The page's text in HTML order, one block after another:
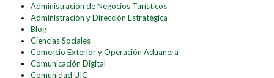
Administración de Negocios Turísticos
Administración y Dirección Estratégica
Blog
Ciencias Sociales
Comercio Exterior y Operación Aduanera
Comunicación Digital
Comunidad UIC